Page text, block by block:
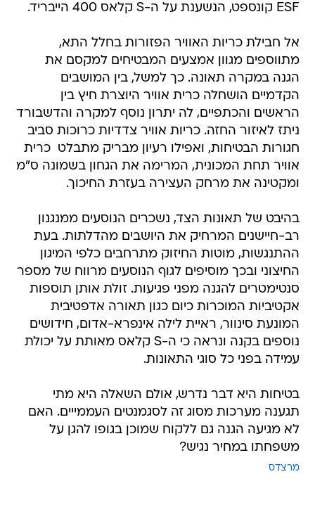
ESF קונספט, הנשענת על ה-S קלאס 400 הייבריד.
אל חבילת כריות האוויר הפזורות בחלל התא,
מתווספים מגוון אמצעים המבטיחים למקסם את
הגנה במקרה תאונה. כך למשל, בין המושבים
הקדמיים הושחלה כרית אוויר היוצרת חיץ בין
הראשים והכתפיים, לה יתרון נוסף למקרה והדשבורד
ניתז לאיזור החזה. כריות אוויר צדדיות כרוכות סביב
חגורות הבטיחות, ואפילו רעיון מבריק מתבלט  כרית
אוויר תחת המכונית, המרימה את הגחון בשמונה ס"מ
ומקטינה את מרחק העצירה בעזרת החיכוך.
בהיבט של תאונות הצד, נשכרים הנוסעים ממנגנון
רב-חיישנים המרחיק את היושבים מהדלתות. בעת
ההתנגשות, מוטות החיזוק מתרחבים כלפי המיגון
החיצוני ובכך מוסיפים לגוף הנוסעים מרווח של מספר
סנטימטרים להגנה מפני פגיעות. זולת אותן תוספות
אקטיביות המוכרות כיום כגון תאורה אדפטיבית
המונעת סינוור, ראיית לילה אינפרא-אדום, חידושים
נוספים בקנה ונראה כי ה-S קלאס מאותת על יכולת
עמידה בפני כל סוגי התאונות.
בטיחות היא דבר נדרש, אולם השאלה היא מתי
תגענה מערכות מסוג זה לסגמנטים העממייים. האם
לא מגיעה הגנה גם ללקוח שמוכן בגופו להגן על
משפחתו במחיר נגיש?
מרצדס